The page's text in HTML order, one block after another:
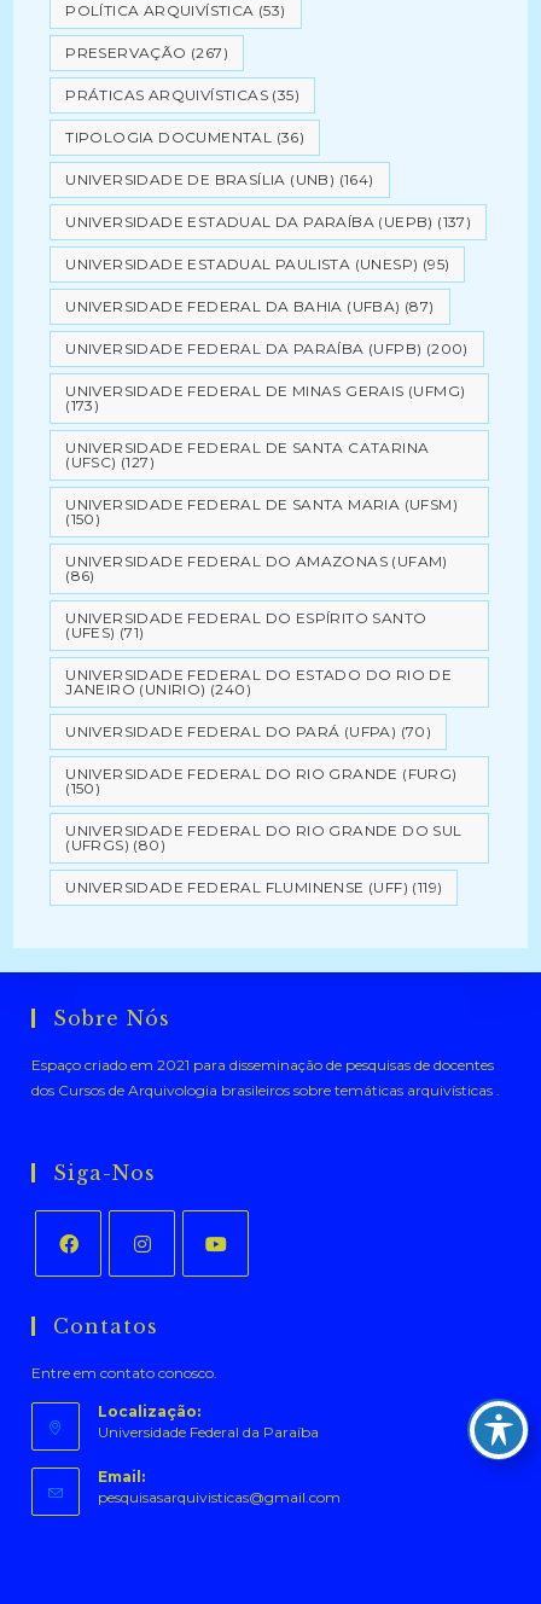
POLÍTICA ARQUIVÍSTICA (53)
PRESERVAÇÃO (267)
PRÁTICAS ARQUIVÍSTICAS (35)
TIPOLOGIA DOCUMENTAL (36)
UNIVERSIDADE DE BRASÍLIA (UNB) (164)
UNIVERSIDADE ESTADUAL DA PARAÍBA (UEPB) (137)
UNIVERSIDADE ESTADUAL PAULISTA (UNESP) (95)
UNIVERSIDADE FEDERAL DA BAHIA (UFBA) (87)
UNIVERSIDADE FEDERAL DA PARAÍBA (UFPB) (200)
UNIVERSIDADE FEDERAL DE MINAS GERAIS (UFMG)
(173)
UNIVERSIDADE FEDERAL DE SANTA CATARINA
(UFSC) (127)
UNIVERSIDADE FEDERAL DE SANTA MARIA (UFSM)
(150)
UNIVERSIDADE FEDERAL DO AMAZONAS (UFAM)
(86)
UNIVERSIDADE FEDERAL DO ESPÍRITO SANTO
(UFES) (71)
UNIVERSIDADE FEDERAL DO ESTADO DO RIO DE
JANEIRO (UNIRIO) (240)
UNIVERSIDADE FEDERAL DO PARÁ (UFPA) (70)
UNIVERSIDADE FEDERAL DO RIO GRANDE (FURG)
(150)
UNIVERSIDADE FEDERAL DO RIO GRANDE DO SUL
(UFRGS) (80)
UNIVERSIDADE FEDERAL FLUMINENSE (UFF) (119)
Sobre Nós
Espaço criado em 2021 para disseminação de pesquisas de docentes
dos Cursos de Arquivologia brasileiros sobre temáticas arquivísticas .
Siga-Nos
em
nova
aba
em
nova
aba
nova
aba
Contatos
Entre em contato conosco.
Localização:
Universidade Federal da Paraíba
Email:
pesquisasarquivisticas@gmail.com